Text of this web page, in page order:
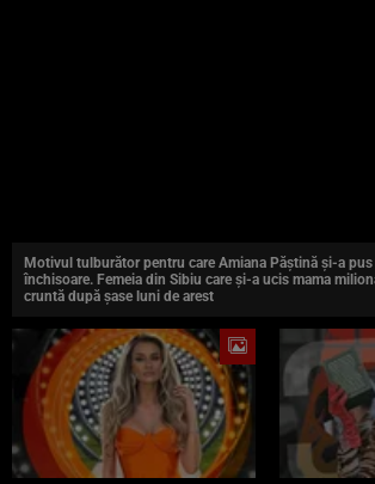
Motivul tulburător pentru care Amiana Păștină și-a
închisoare. Femeia din Sibiu care și-a ucis mama
cruntă după șase luni de arest